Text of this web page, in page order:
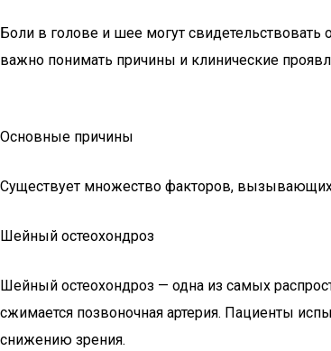
Боли в голове и шее могут свидетельствовать
важно понимать причины и клинические
Основные причины
Существует множество факторов, вызывающих
Шейный остеохондроз
Шейный остеохондроз — одна из самых
сжимается позвоночная артерия. Пациенты
снижению зрения.